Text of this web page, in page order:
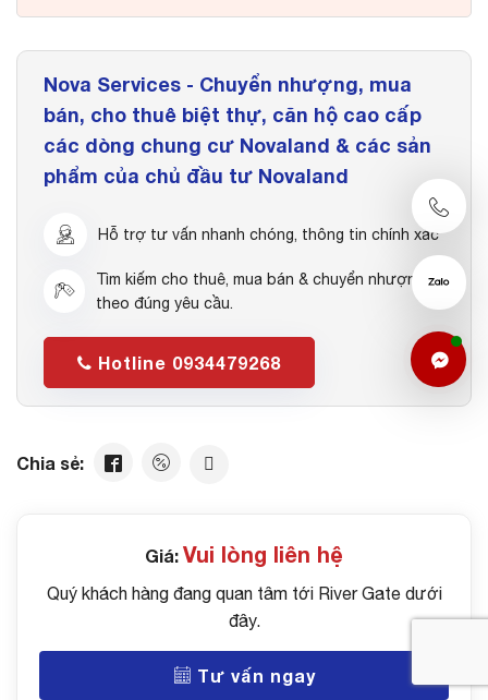
Nova Services - Chuyển nhượng, mua
bán, cho thuê biệt thự, căn hộ cao cấp
các dòng chung cư Novaland & các sản
phẩm của chủ đầu tư Novaland
Hỗ trợ tư vấn nhanh chóng, thông tin chính xác
Tìm kiếm cho thuê, mua bán & chuyển nhượng
theo đúng yêu cầu.
Hotline 0934479268
Giá: Vui lòng liên hệ
Quý khách hàng đang quan tâm tới River Gate dưới
đây.
Tư vấn ngay